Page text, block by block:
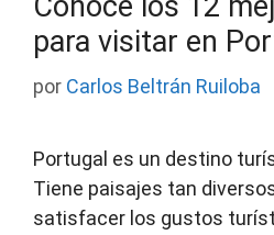
para visitar en
por Carlos Beltrán Ruiloba
Portugal es un destino
Tiene paisajes tan
satisfacer los gustos